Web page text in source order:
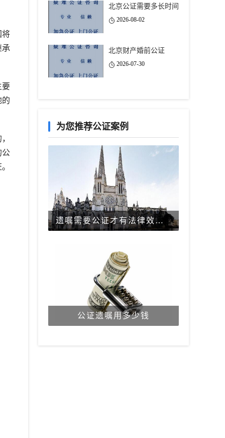
将
承
要
的
公
北京公证需要多长时间
2026-08-02
北京财产婚前公证
2026-07-30
为您推荐公证案例
遗嘱需要公证才有法律效力吗？
公证遗嘱用多少钱